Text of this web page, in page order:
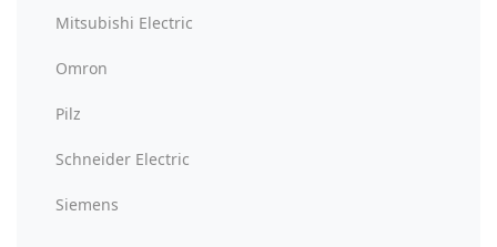
Mitsubishi Electric
Omron
Pilz
Schneider Electric
Siemens